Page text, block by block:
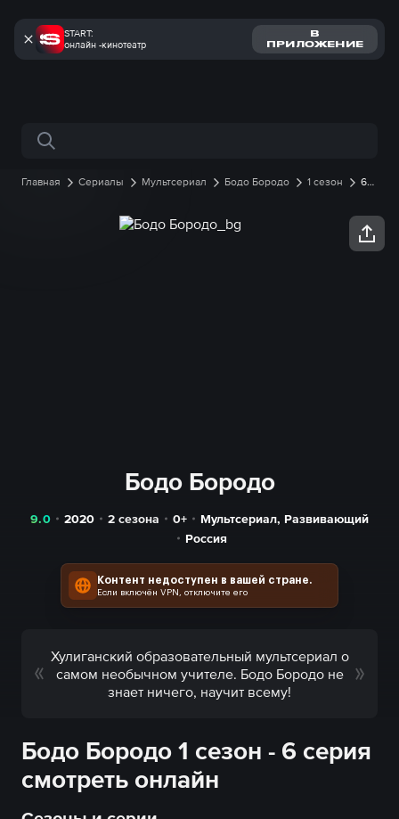
START:
онлайн -кинотеатр
В
ПРИЛОЖЕНИЕ
Поиск по сайту
Главная Сериалы Мультсериал Бодо Бородо 1 сезон
6
Бодо Бородо
9.0 2020 2 сезона 0+ Мультсериал, Развивающий
Россия
Контент недоступен в вашей стране.
Если включён VPN, отключите его
Хулиганский образовательный мультсериал о
самом необычном учителе. Бодо Бородо не
знает ничего, научит всему!
Бодо Бородо 1 сезон - 6 серия
смотреть онлайн